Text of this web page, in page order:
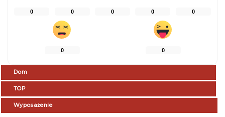
0 0 0 0 0
0 0
Dom
TOP
Wyposażenie